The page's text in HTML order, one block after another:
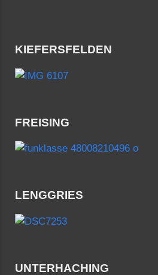
KIEFERSFELDEN
FREISING
LENGGRIES
UNTERHACHING